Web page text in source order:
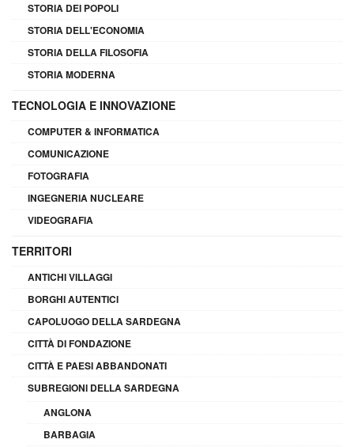
STORIA DEI POPOLI
STORIA DELL'ECONOMIA
STORIA DELLA FILOSOFIA
STORIA MODERNA
TECNOLOGIA E INNOVAZIONE
COMPUTER & INFORMATICA
COMUNICAZIONE
FOTOGRAFIA
INGEGNERIA NUCLEARE
VIDEOGRAFIA
TERRITORI
ANTICHI VILLAGGI
BORGHI AUTENTICI
CAPOLUOGO DELLA SARDEGNA
CITTÀ DI FONDAZIONE
CITTÀ E PAESI ABBANDONATI
SUBREGIONI DELLA SARDEGNA
ANGLONA
BARBAGIA